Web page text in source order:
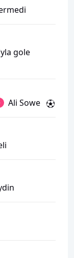
gole
Ali Sowe